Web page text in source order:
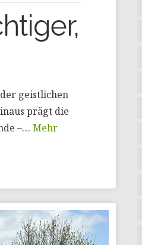
geistlichen
prägt die
–…Mehr